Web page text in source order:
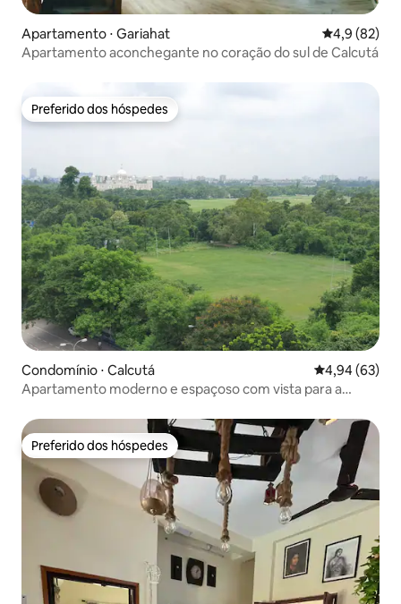
Apartamento ⋅ Gariahat 4,9 de uma
4,9 (82)
Apartamento aconchegante no coração do sul de Calcutá
Preferido dos hóspedes
Preferido dos hóspedes
Condomínio ⋅ Calcutá 4,94 de uma
4,94 (63)
Apartamento moderno e espaçoso com vista para a
Preferido dos hóspedes
Preferido dos hóspedes